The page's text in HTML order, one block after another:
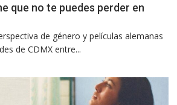
que no te puedes perder en
de género y películas alemanas
de CDMX entre...